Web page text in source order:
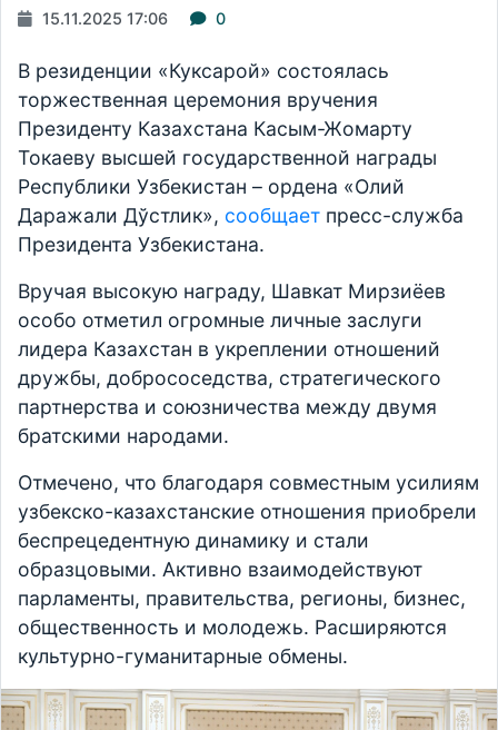
15.11.2025 17:06 0
В резиденции «Куксарой» состоялась
торжественная церемония вручения
Президенту Казахстана Касым-Жомарту
Токаеву высшей государственной награды
Республики Узбекистан – ордена «Олий
Даражали Дўстлик», сообщает пресс-служба
Президента Узбекистана.
Вручая высокую награду, Шавкат Мирзиёев
особо отметил огромные личные заслуги
лидера Казахстан в укреплении отношений
дружбы, добрососедства, стратегического
партнерства и союзничества между двумя
братскими народами.
Отмечено, что благодаря совместным усилиям
узбекско-казахстанские отношения приобрели
беспрецедентную динамику и стали
образцовыми. Активно взаимодействуют
парламенты, правительства, регионы, бизнес,
общественность и молодежь. Расширяются
культурно-гуманитарные обмены.